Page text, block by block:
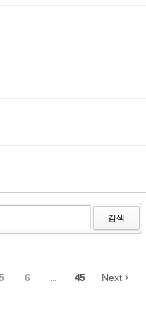
검색
6 ... 45 Next